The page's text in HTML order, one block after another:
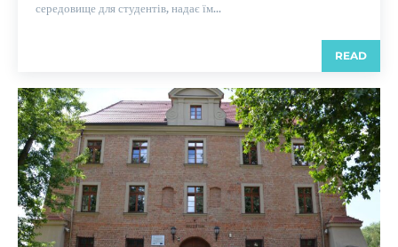
середовище для студентів, надає їм...
READ